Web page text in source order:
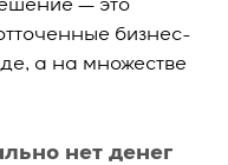
— это
бизнес-
а на множестве
нет денег